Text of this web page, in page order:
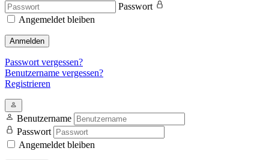
Passwort
Angemeldet bleiben
Anmelden
Passwort vergessen?
Benutzername vergessen?
Registrieren
Benutzername
Passwort
Angemeldet bleiben